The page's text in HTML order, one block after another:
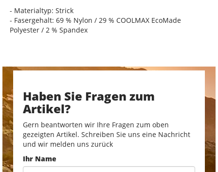
- Materialtyp: Strick
- Fasergehalt: 69 % Nylon / 29 % COOLMAX EcoMade
Polyester / 2 % Spandex
Haben Sie Fragen zum
Artikel?
Gern beantworten wir Ihre Fragen zum oben
gezeigten Artikel. Schreiben Sie uns eine Nachricht
und wir melden uns zurück
Ihr Name